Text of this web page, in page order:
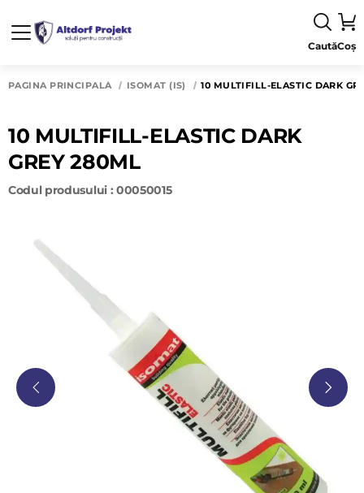
CautăCoș
PAGINA PRINCIPALĂ ISOMAT (IS) 10 MULTIFILL-ELASTIC DARK
10 MULTIFILL-ELASTIC DARK
GREY 280ML
Codul produsului : 00050015